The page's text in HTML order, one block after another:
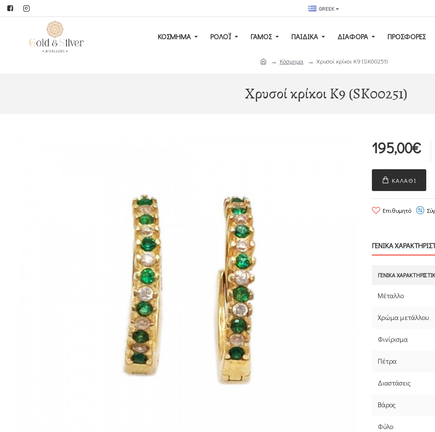
GREEK
ΚΟΣΜΗΜΑ ΡΟΛΌΙ ΓΆΜΟΣ ΠΑΙΔΙΚΆ ΔΙΑΦΟΡΑ ΠΡΟΣΦΟΡΕΣ
Κόσμημα Χρυσοί κρίκοι Κ9 (SK00251)
Χρυσοί κρίκοι Κ9 (SK00251)
195,00€
ΚΑΛΆΘΙ
Επιθυμητό
ΓΕΝΙΚΑ
ΓΕΝΙΚΆ
Μέταλλο
Χρώμα μετάλλου
Φινίρισμα
Πέτρα
Διαστάσεις
Βάρος
Φύλο